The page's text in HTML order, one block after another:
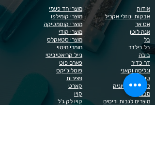
מוצרי חד פעמי
מוצרי קומילפו
מוצרי קוסמטיקה
מוצרי קודי
מוצרי סטאקלס
חומרי חיטוי
נייל קריאטיביטי
פארם פוט
פוטלוג'יקס
פצירות
קארט
קויו
קויו לק ג'ל
אודות
אבקות ונוזלי אקריל
אס אר
אנה לוטן
בל
בל בילדר
בובה
דר כדיר
ונליסה וקאני
טופ / בייס
לק רגיל לה יוניק
מבצעים
מוצרים לגבות וריסים